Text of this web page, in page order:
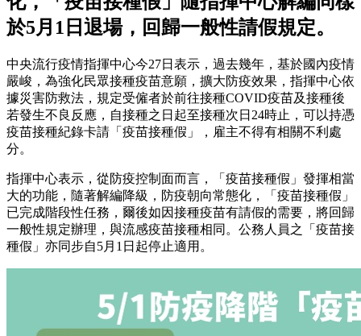
於5月1日退場，回歸一般性請假規定。
中央流行疫情指揮中心今27日表示，過去幾年，基於國內疫情
嚴峻，為強化民眾接種疫苗意願，擴大防疫效果，指揮中心依
據災害防救法，規定受僱者於前往接種COVID疫苗及接種後
若發生不良反應，自接種之日起至接種次日24時止，可以持憑
疫苗接種紀錄卡請「疫苗接種假」，雇主不得有相關不利處
分。
指揮中心表示，從防疫控制面而言，「疫苗接種假」發揮相當
大的功能，隨著解編降級，防疫朝向常態化，「疫苗接種假」
已完成階段性任務，爾後如因接種疫苗有請假的需要，將回歸
一般性規定辦理，與流感疫苗接種相同。公務人員之「疫苗接
種假」亦同步自5月1日起停止適用。